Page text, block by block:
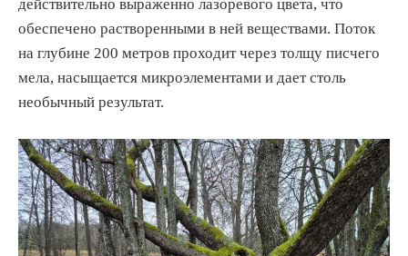
действительно выраженно лазоревого цвета, что
обеспечено растворенными в ней веществами. Поток
на глубине 200 метров проходит через толщу писчего
мела, насыщается микроэлементами и дает столь
необычный результат.